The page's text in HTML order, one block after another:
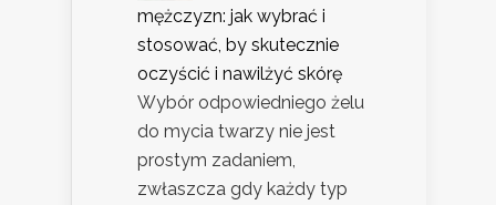
mężczyzn: jak wybrać i
stosować, by skutecznie
oczyścić i nawilżyć skórę
Wybór odpowiedniego żelu
do mycia twarzy nie jest
prostym zadaniem,
zwłaszcza gdy każdy typ